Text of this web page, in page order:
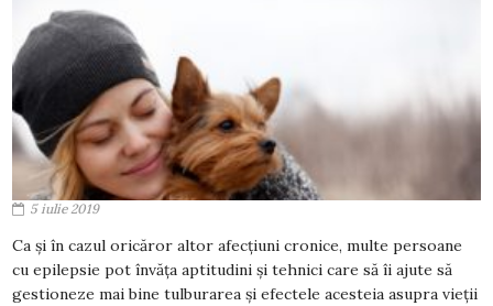
5 iulie 2019
Ca și în cazul oricăror altor afecțiuni cronice, multe persoane
cu epilepsie pot învăța aptitudini și tehnici care să îi ajute să
gestioneze mai bine tulburarea și efectele acesteia asupra vieții